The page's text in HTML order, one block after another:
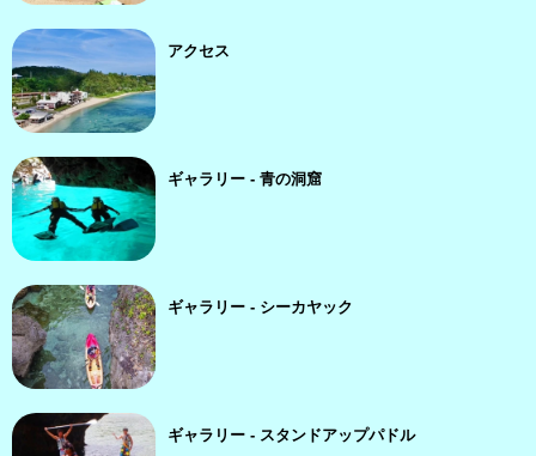
アクセス
ギャラリー - 青の洞窟
ギャラリー - シーカヤック
ギャラリー - スタンドアップパドル